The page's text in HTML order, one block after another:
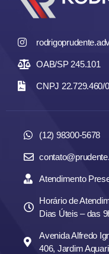
OAB/SP 245.101
CNPJ 22.729.460/
(12) 98300-5678
Atendimento
Horário de
Dias Úteis – das
Avenida Alfredo
406, Jardim